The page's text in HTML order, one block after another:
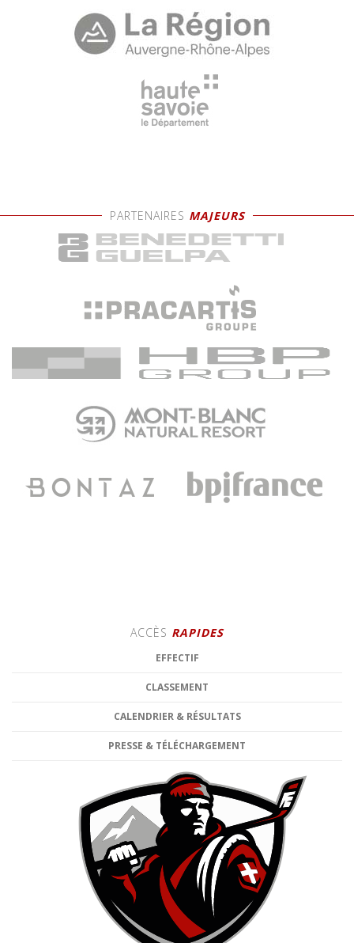
PARTENAIRES MAJEURS
ACCÈS RAPIDES
EFFECTIF
CLASSEMENT
CALENDRIER & RÉSULTATS
PRESSE & TÉLÉCHARGEMENT